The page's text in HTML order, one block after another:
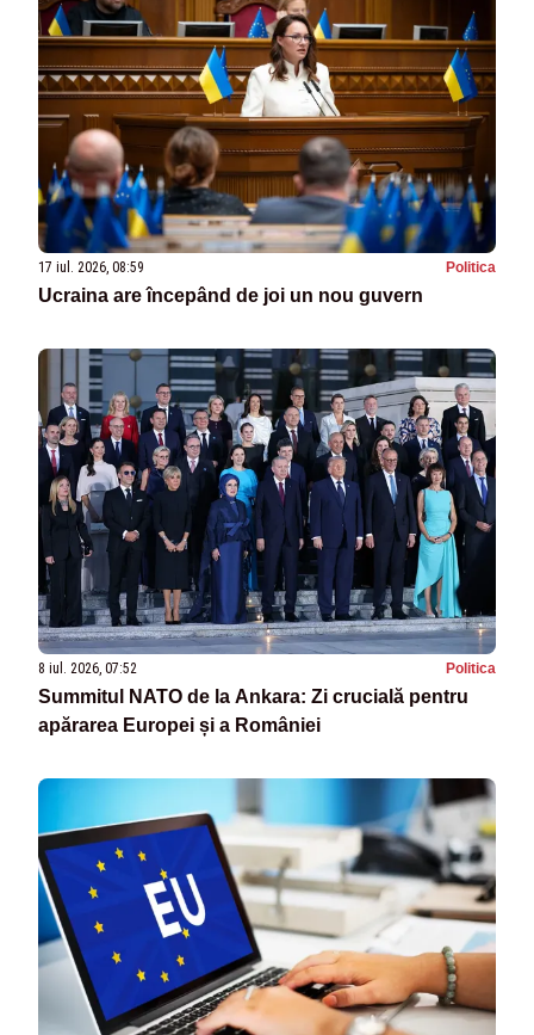
17 iul. 2026, 08:59 Politica
Ucraina are începând de joi un nou guvern
8 iul. 2026, 07:52 Politica
Summitul NATO de la Ankara: Zi crucială pentru
apărarea Europei și a României